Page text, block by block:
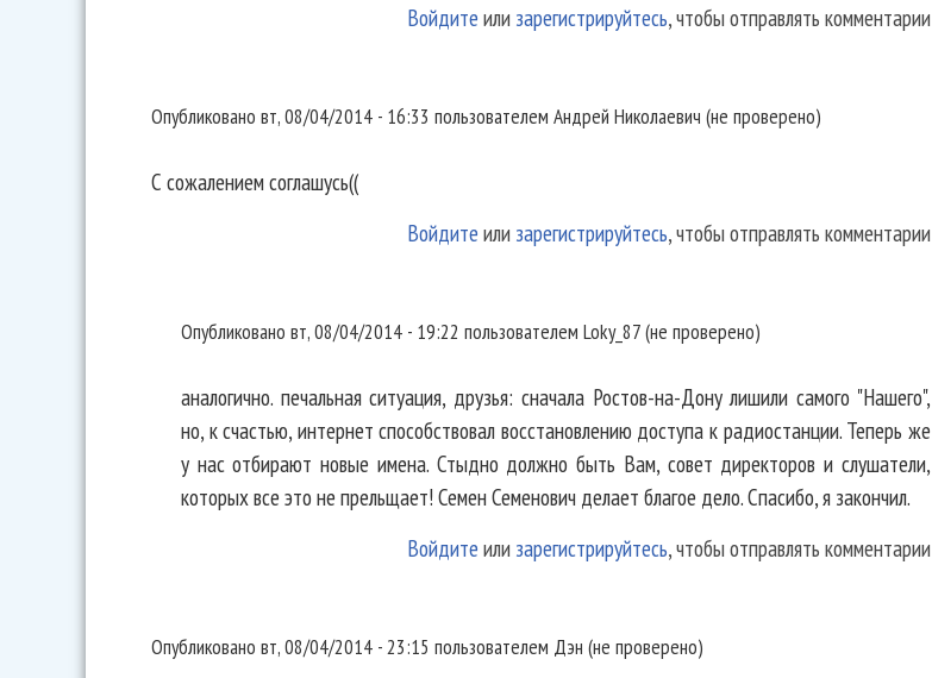
Войдите или зарегистрируйтесь, чтобы отправлять комментарии
Опубликовано вт, 08/04/2014 - 16:33 пользователем Андрей Николаевич (не проверено)
С сожалением соглашусь((
Войдите или зарегистрируйтесь, чтобы отправлять комментарии
Опубликовано вт, 08/04/2014 - 19:22 пользователем Loky_87 (не проверено)
аналогично. печальная ситуация, друзья: сначала Ростов-на-Дону лишили самого "Нашего",
но, к счастью, интернет способствовал восстановлению доступа к радиостанции. Теперь же
у нас отбирают новые имена. Стыдно должно быть Вам, совет директоров и слушатели,
которых все это не прельщает! Семен Семенович делает благое дело. Спасибо, я закончил.
Войдите или зарегистрируйтесь, чтобы отправлять комментарии
Опубликовано вт, 08/04/2014 - 23:15 пользователем Дэн (не проверено)